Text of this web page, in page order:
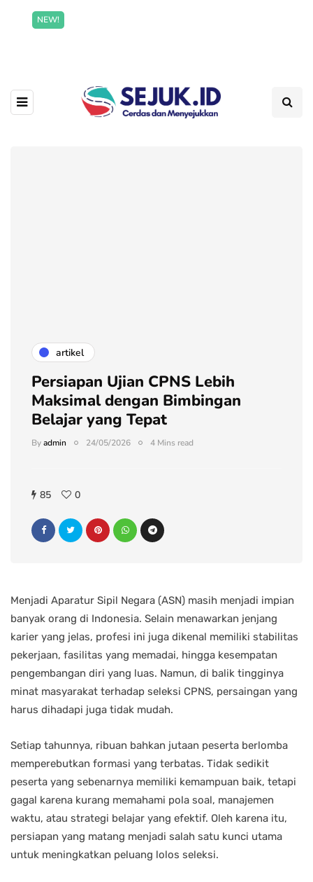
NEW!
artikel
Persiapan Ujian CPNS Lebih
Maksimal dengan Bimbingan
Belajar yang Tepat
Byadmin 24/05/2026 4 Mins read
85 0
Menjadi Aparatur Sipil Negara (ASN) masih menjadi impian
banyak orang di Indonesia. Selain menawarkan jenjang
karier yang jelas, profesi ini juga dikenal memiliki stabilitas
pekerjaan, fasilitas yang memadai, hingga kesempatan
pengembangan diri yang luas. Namun, di balik tingginya
minat masyarakat terhadap seleksi CPNS, persaingan yang
harus dihadapi juga tidak mudah.
Setiap tahunnya, ribuan bahkan jutaan peserta berlomba
memperebutkan formasi yang terbatas. Tidak sedikit
peserta yang sebenarnya memiliki kemampuan baik, tetapi
gagal karena kurang memahami pola soal, manajemen
waktu, atau strategi belajar yang efektif. Oleh karena itu,
persiapan yang matang menjadi salah satu kunci utama
untuk meningkatkan peluang lolos seleksi.